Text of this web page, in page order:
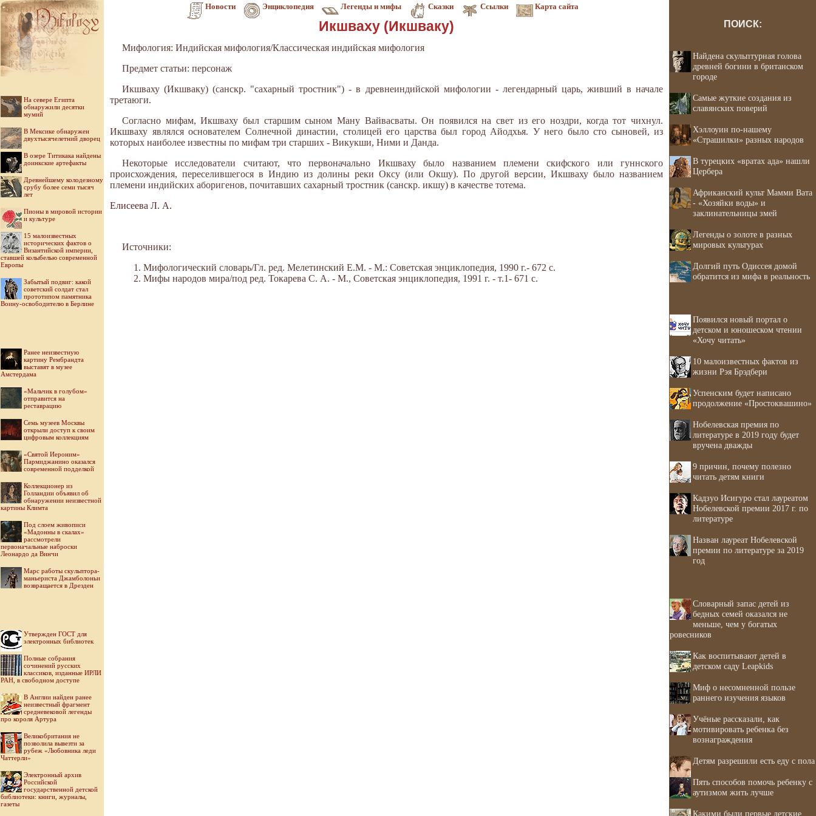
Новости Энциклопедия Легенды и мифы Сказки Ссылки Карта сайта
На севере Египта
обнаружили десятки
мумий
В Мексике обнаружен
двухтысячелетний дворец
В озере Титикака найдены
доинкские артефакты
Древнейшему колодезному
срубу более семи тысяч
лет
Пионы в мировой истории
и культуре
15 малоизвестных
исторических фактов о
Византийской империи,
ставшей колыбелью современной
Европы
Забытый подвиг: какой
советский солдат стал
прототипом памятника
Воину-освободителю в Берлине
Ранее неизвестную
картину Рембрандта
выставят в музее
Амстердама
«Мальчик в голубом»
отправится на
реставрацию
Семь музеев Москвы
открыли доступ к своим
цифровым коллекциям
«Святой Иероним»
Пармиджанино оказался
современной подделкой
Коллекционер из
Голландии объявил об
обнаружении неизвестной
картины Климта
Под слоем живописи
«Мадонны в скалах»
рассмотрели
первоначальные наброски
Леонардо да Винчи
Марс работы скульптора-
маньериста Джамболоньи
возвращается в Дрезден
Утвержден ГОСТ для
электронных библиотек
Полные собрания
сочинений русских
классиков, изданные ИРЛИ
РАН, в свободном доступе
В Англии найден ранее
неизвестный фрагмент
средневековой легенды
про короля Артура
Великобритания не
позволила вывезти за
рубеж «Любовника леди
Чаттерли»
Электронный архив
Российской
государственной детской
библиотеки: книги, журналы,
газеты
Икшваху (Икшваку)
Мифология: Индийская мифология/Классическая индийская мифология
Предмет статьи: персонаж
Икшваху (Икшваку) (санскр. "сахарный тростник") - в древнеиндийской мифологии - легендарный царь, живший в начале
третаюги.
Согласно мифам, Икшваху был старшим сыном Ману Вайвасваты. Он появился на свет из его ноздри, когда тот чихнул.
Икшваху являлся основателем Солнечной династии, столицей его царства был город Айодхья. У него было сто сыновей, из
которых наиболее известны по мифам три старших - Викукши, Ними и Данда.
Некоторые исследователи считают, что первоначально Икшваху было названием племени скифского или гуннского
происхождения, переселившегося в Индию из долины реки Оксу (или Окшу). По другой версии, Икшваху было названием
племени индийских аборигенов, почитавших сахарный тростник (санскр. икшу) в качестве тотема.
Елисеева Л. А.
Источники:
Мифологический словарь/Гл. ред. Мелетинский Е.М. - М.: Советская энциклопедия, 1990 г.- 672 с.
Мифы народов мира/под ред. Токарева С. А. - М., Советская энциклопедия, 1991 г. - т.1- 671 с.
ПОИСК:
Найдена скульптурная голова
древней богини в британском
городе
Самые жуткие создания из
славянских поверий
Хэллоуин по-нашему
«Страшилки» разных народов
В турецких «вратах ада» нашли
Цербера
Африканский культ Мамми Вата
- «Хозяйки воды» и
заклинательницы змей
Легенды о золоте в разных
мировых культурах
Долгий путь Одиссея домой
обратится из мифа в реальность
Появился новый портал о
детском и юношеском чтении
«Хочу читать»
10 малоизвестных фактов из
жизни Рэя Брэдбери
Успенским будет написано
продолжение «Простоквашино»
Нобелевская премия по
литературе в 2019 году будет
вручена дважды
9 причин, почему полезно
читать детям книги
Кадзуо Исигуро стал лауреатом
Нобелевской премии 2017 г. по
литературе
Назван лауреат Нобелевской
премии по литературе за 2019
год
Словарный запас детей из
бедных семей оказался не
меньше, чем у богатых
ровесников
Как воспитывают детей в
детском саду Leapkids
Миф о несомненной пользе
раннего изучения языков
Учёные рассказали, как
мотивировать ребенка без
вознаграждения
Детям разрешили есть еду с пола
Пять способов помочь ребенку с
аутизмом жить лучше
Какими были первые детские